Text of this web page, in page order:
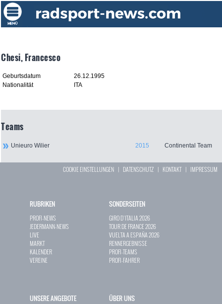
Chesi, Francesco
Geburtsdatum
26.12.1995
Nationalität
ITA
Teams
Unieuro Wilier 2015 Continental Team
COOKIE EINSTELLUNGEN | DATENSCHUTZ | KONTAKT| IMPRESSUM
RUBRIKEN
PROFI-NEWS
JEDERMANN-NEWS
LIVE
MARKT
KALENDER
VEREINE
SONDERSEITEN
GIRO D`ITALIA 2026
TOUR DE FRANCE 2026
VUELTA A ESPAÑA 2026
RENNERGEBNISSE
PROFI-TEAMS
PROFI-FAHRER
UNSERE ANGEBOTE ÜBER UNS